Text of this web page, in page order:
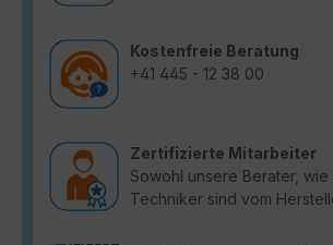
Kostenfreie Beratung
+41 445 - 12 38 00
Zertifizierte Mitarbeiter
Sowohl unsere Berater,
Techniker sind vom